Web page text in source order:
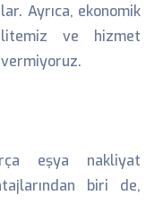
Ayrıca, ekonomik
ve hizmet
eşya nakliyat
biri de,